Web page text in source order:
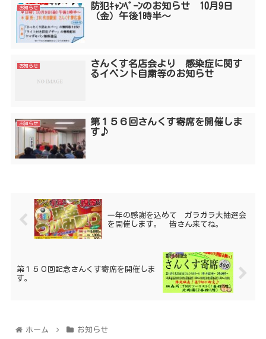
お知らせ
防犯ｷｬﾝﾍﾟｰﾝのお知らせ 10月9日
（金）午後1時半～
お知らせ
さんくす名店会より 感染症に関す
るイベント自粛等のお知らせ
お知らせ
第１５６回さんくす寄席を開催しま
す♪
一年の感謝を込めて ガラガラ大抽選会
を開催します。 皆さん来てね。
第１５０回記念さんくす寄席を開催しま
す。
ホーム お知らせ